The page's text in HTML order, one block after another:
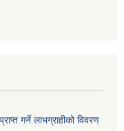
गर्ने लाभग्राहीको विवरण